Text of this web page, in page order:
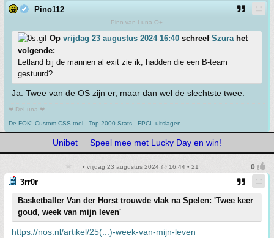
Pino112
Pino van Luna O+
Op vrijdag 23 augustus 2024 16:40 schreef Szurahet
volgende:
Letland bij de mannen al exit zie ik, hadden die een B-team
gestuurd?
Ja. Twee van de OS zijn er, maar dan wel de slechtste twee.
❤ DeLuna ❤
-------
De FOK! Custom CSS-tool - Top 2000 Stats - FPCL-uitslagen
Unibet Speel mee met Lucky Day en win!
• vrijdag 23 augustus 2024 @ 16:44 • 21
3rr0r
Basketballer Van der Horst trouwde vlak na Spelen: 'Twee keer
goud, week van mijn leven'
https://nos.nl/artikel/25(...)-week-van-mijn-leven